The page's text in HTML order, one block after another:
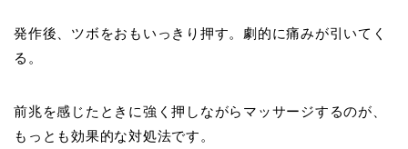
発作後、ツボをおもいっきり押す。劇的に痛みが引いてく
る。
前兆を感じたときに強く押しながらマッサージするのが、
もっとも効果的な対処法です。